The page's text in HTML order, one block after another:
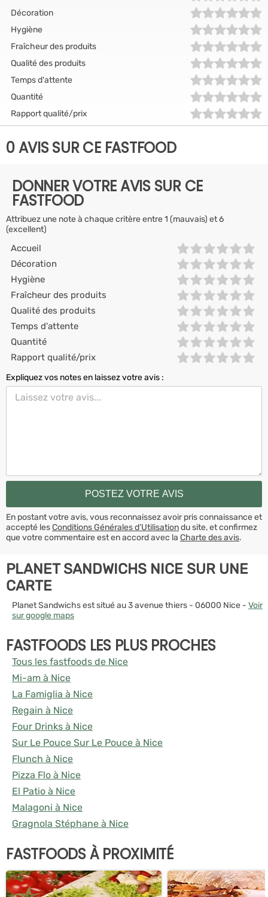
Décoration
Hygiène
Fraîcheur des produits
Qualité des produits
Temps d'attente
Quantité
Rapport qualité/prix
0 AVIS SUR CE FASTFOOD
DONNER VOTRE AVIS SUR CE
FASTFOOD
Attribuez une note à chaque critère entre 1 (mauvais) et 6
(excellent)
Accueil
Décoration
Hygiène
Fraîcheur des produits
Qualité des produits
Temps d'attente
Quantité
Rapport qualité/prix
Expliquez vos notes en laissez votre avis :
En postant votre avis, vous reconnaissez avoir pris connaissance et
accepté lesConditions Générales d’Utilisationdu site, et confirmez
que votre commentaire est en accord avec la Charte des avis.
PLANET SANDWICHS NICE SUR UNE
CARTE
Planet Sandwichs est situé au 3 avenue thiers - 06000 Nice - Voir
sur google maps
FASTFOODS LES PLUS PROCHES
Tous les fastfoods de Nice
Mi-am à Nice
La Famiglia à Nice
Regain à Nice
Four Drinks à Nice
Sur Le Pouce Sur Le Pouce à Nice
Flunch à Nice
Pizza Flo à Nice
El Patio à Nice
Malagoni à Nice
Gragnola Stéphane à Nice
FASTFOODS À PROXIMITÉ